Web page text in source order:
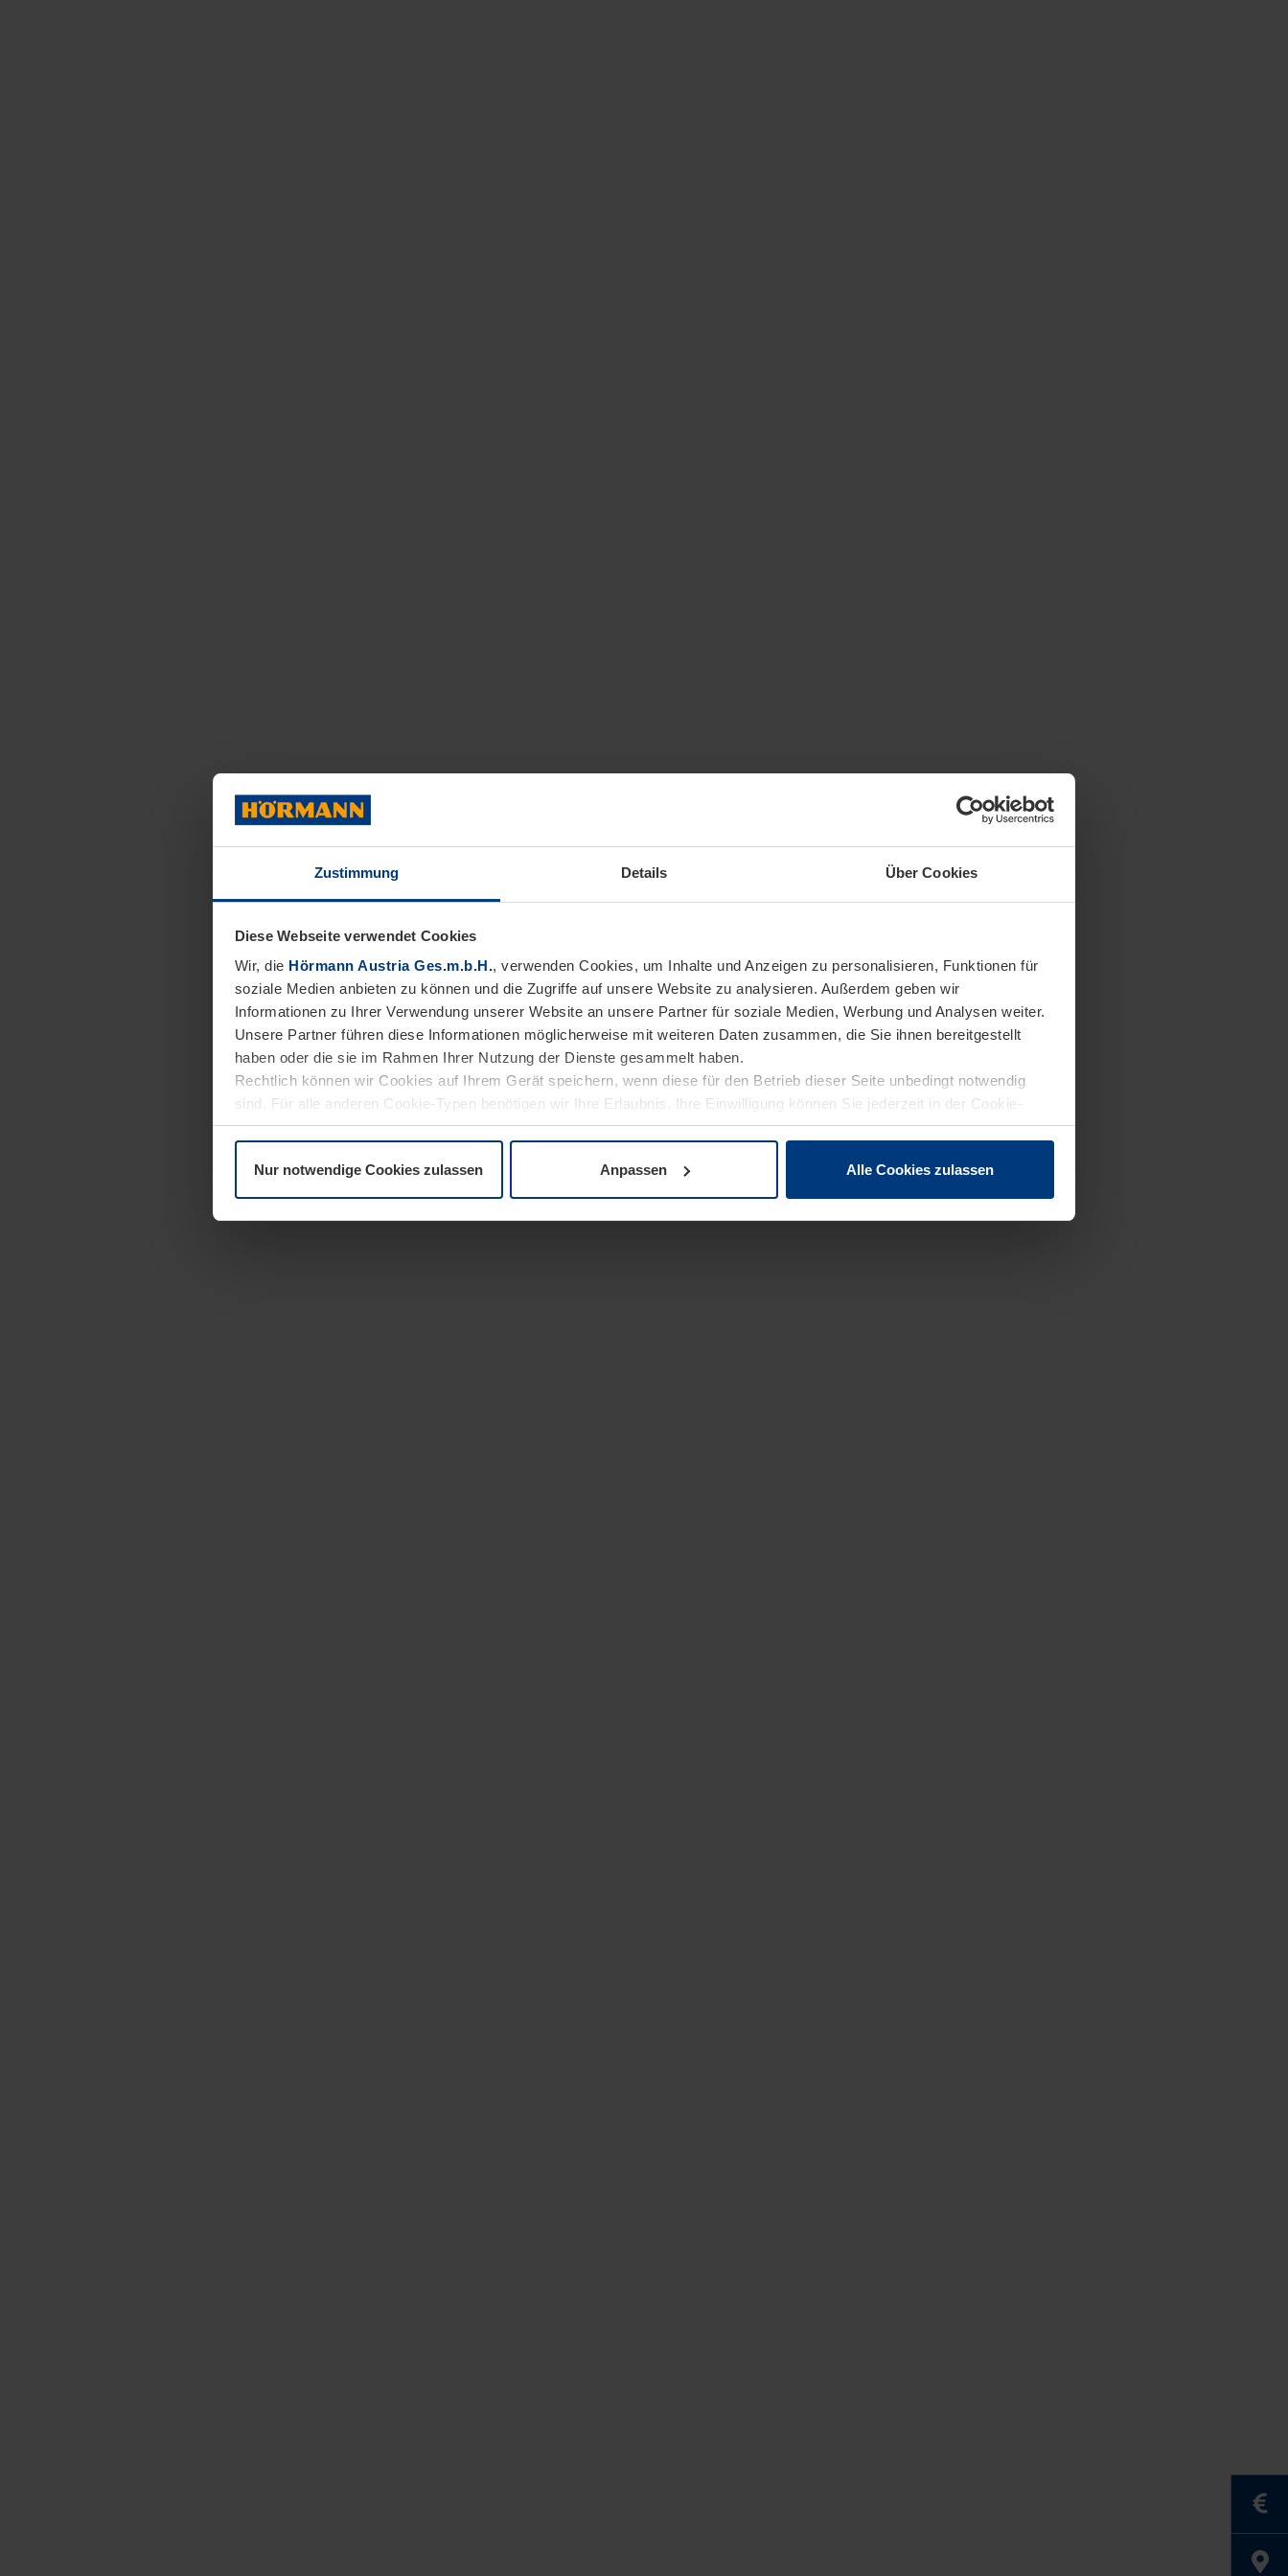
Zustimmung Details Über Cookies
Diese Webseite verwendet Cookies
Wir, die Hörmann Austria Ges.m.b.H., verwenden Cookies, um Inhalte und Anzeigen zu personalisieren, Funktionen für
soziale Medien anbieten zu können und die Zugriffe auf unsere Website zu analysieren. Außerdem geben wir
Informationen zu Ihrer Verwendung unserer Website an unsere Partner für soziale Medien, Werbung und Analysen weiter.
Unsere Partner führen diese Informationen möglicherweise mit weiteren Daten zusammen, die Sie ihnen bereitgestellt
haben oder die sie im Rahmen Ihrer Nutzung der Dienste gesammelt haben.
Rechtlich können wir Cookies auf Ihrem Gerät speichern, wenn diese für den Betrieb dieser Seite unbedingt notwendig
sind. Für alle anderen Cookie-Typen benötigen wir Ihre Erlaubnis. Ihre Einwilligung können Sie jederzeit in der Cookie-
Erläuterung auf der SeiteDatenschutzerklärungunserer Website ändern oder widerrufen.
Nur notwendige Cookies zulassen Anpassen Alle Cookies zulassen